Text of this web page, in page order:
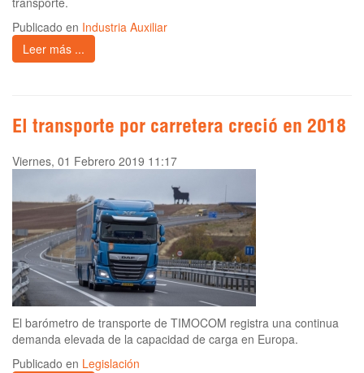
Publicado en Industria Auxiliar
Leer más ...
El transporte por carretera creció en 2018
Viernes, 01 Febrero 2019 11:17
El barómetro de transporte de TIMOCOM registra una continua
demanda elevada de la capacidad de carga en Europa.
Publicado en Legislación